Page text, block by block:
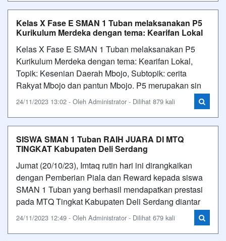
Kelas X Fase E SMAN 1 Tuban melaksanakan P5
Kurikulum Merdeka dengan tema: Kearifan Lokal
Kelas X Fase E SMAN 1 Tuban melaksanakan P5
Kurikulum Merdeka dengan tema: Kearifan Lokal,
Topik: Kesenian Daerah Mbojo, Subtopik: cerita
Rakyat Mbojo dan pantun Mbojo. P5 merupakan sin
24/11/2023 13:02 - Oleh Administrator - Dilihat 879 kali
SISWA SMAN 1 Tuban RAIH JUARA DI MTQ
TINGKAT Kabupaten Deli Serdang
Jumat (20/10/23), Imtaq rutin hari ini dirangkaikan
dengan Pemberian Piala dan Reward kepada siswa
SMAN 1 Tuban yang berhasil mendapatkan prestasi
pada MTQ Tingkat Kabupaten Deli Serdang diantar
24/11/2023 12:49 - Oleh Administrator - Dilihat 679 kali